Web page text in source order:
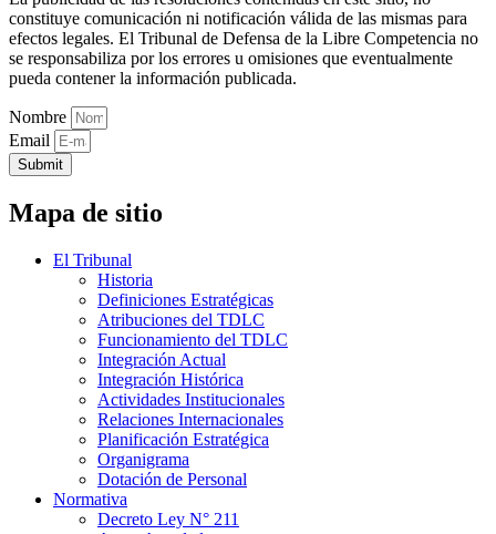
constituye comunicación ni notificación válida de las mismas para
efectos legales. El Tribunal de Defensa de la Libre Competencia no
se responsabiliza por los errores u omisiones que eventualmente
pueda contener la información publicada.
Nombre
Email
Submit
Mapa de sitio
El Tribunal
Historia
Definiciones Estratégicas
Atribuciones del TDLC
Funcionamiento del TDLC
Integración Actual
Integración Histórica
Actividades Institucionales
Relaciones Internacionales
Planificación Estratégica
Organigrama
Dotación de Personal
Normativa
Decreto Ley N° 211